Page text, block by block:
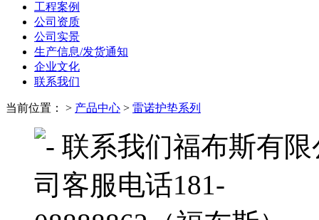
工程案例
公司资质
公司实景
生产信息/发货通知
企业文化
联系我们
当前位置： > 产品中心 > 雷诺护垫系列